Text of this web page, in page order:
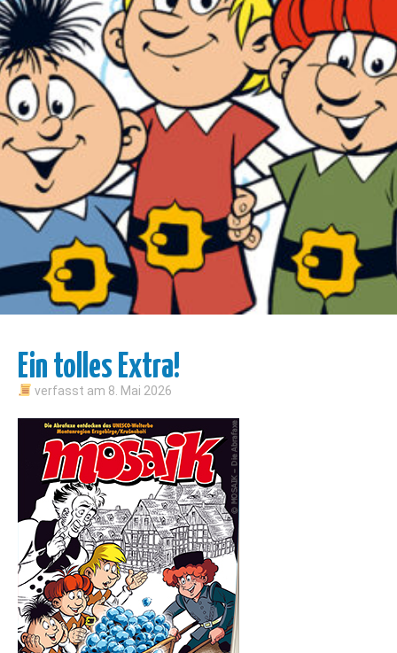
Ein tolles Extra!
verfasst am 8. Mai 2026